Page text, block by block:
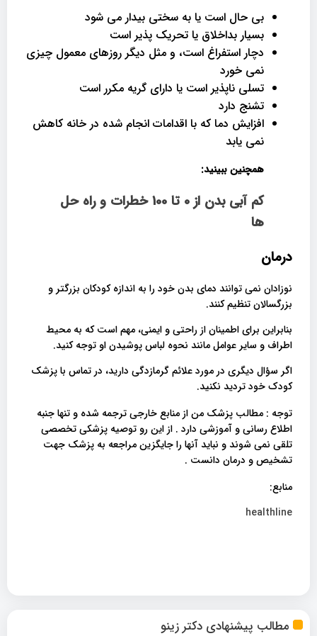
مطالب پیشنهادی دکتر زینو
بی حال است یا به سختی بیدار می شود
بسیار بداخلاق یا تحریک پذیر است
دچار استفراغ است، و مثل دیگر روزهای معمول چیزی
نمی خورد
تسلی ناپذیر است یا دارای گریه مکرر است
تشنج دارد
افزایش دما که با اقدامات انجام شده در خانه کاهش
نمی یابد
همچنین ببینید:
کم آبی بدن از 0 تا 100 خطرات و راه حل
ها
درمان
نوزادان نمی توانند دمای بدن خود را به اندازه کودکان بزرگتر و
بزرگسالان تنظیم کنند.
بنابراین برای اطمینان از راحتی و ایمنی، مهم است که به محیط
اطراف و سایر عوامل مانند نحوه لباس پوشیدن او توجه کنید.
اگر سؤال دیگری در مورد علائم گرمازدگی دارید، در تماس با پزشک
کودک خود تردید نکنید.
توجه : مطالب پزشک من از منابع خارجی ترجمه شده و تنها جنبه
اطلاع رسانی و آموزشی دارد . از این رو توصیه پزشکی تخصصی
تلقی نمی شوند و نباید آنها را جایگزین مراجعه به پزشک جهت
تشخیص و درمان دانست .
منابع:
healthline